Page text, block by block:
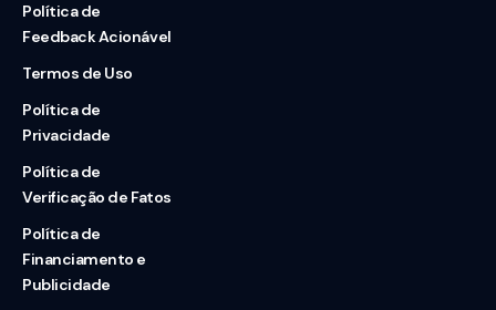
Política de
Feedback Acionável
Termos de Uso
Política de
Privacidade
Política de
Verificação de Fatos
Política de
Financiamento e
Publicidade